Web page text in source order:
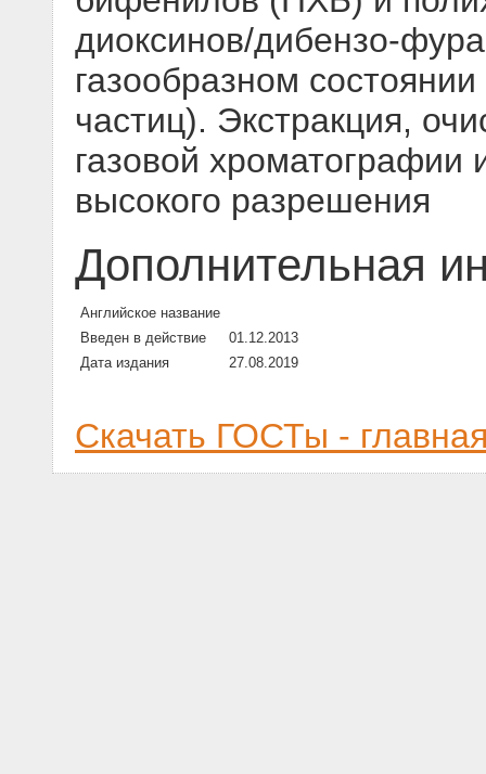
диоксинов/дибензо-
газообразном
частиц). Экстракция,
газовой хроматографии
высокого разрешения
Дополнительная
Английское название
Введен в действие
01.12.2013
Дата издания
27.08.2019
Скачать ГОСТы -